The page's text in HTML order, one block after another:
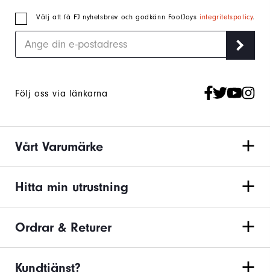
Välj att få FJ nyhetsbrev och godkänn FootJoysintegritetspolicy.
Följ oss via länkarna
Vårt Varumärke
Hitta min utrustning
Ordrar & Returer
Kundtjänst?